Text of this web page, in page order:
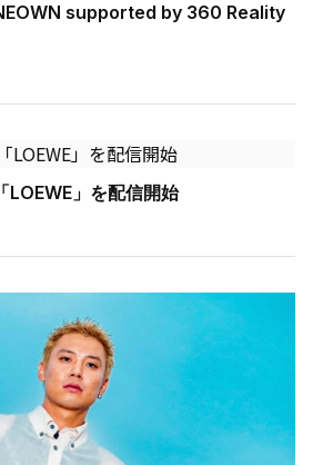
supported by 360 Reality
」を配信開始